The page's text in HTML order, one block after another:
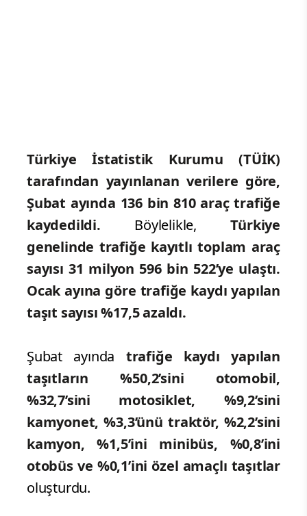
Türkiye İstatistik Kurumu (TÜİK)
tarafından yayınlanan verilere göre,
Şubat ayında 136 bin 810 araç trafiğe
kaydedildi. Böylelikle,Türkiye
genelinde trafiğe kayıtlı toplam araç
sayısı 31 milyon 596 bin 522’ye ulaştı.
Ocak ayına göre trafiğe kaydı yapılan
taşıt sayısı %17,5 azaldı.
Şubat ayında trafiğe kaydı yapılan
taşıtların %50,2’sini otomobil,
%32,7’sini motosiklet, %9,2’sini
kamyonet, %3,3’ünü traktör, %2,2’sini
kamyon, %1,5’ini minibüs, %0,8’ini
otobüs ve %0,1’ini özel amaçlı taşıtlar
oluşturdu.